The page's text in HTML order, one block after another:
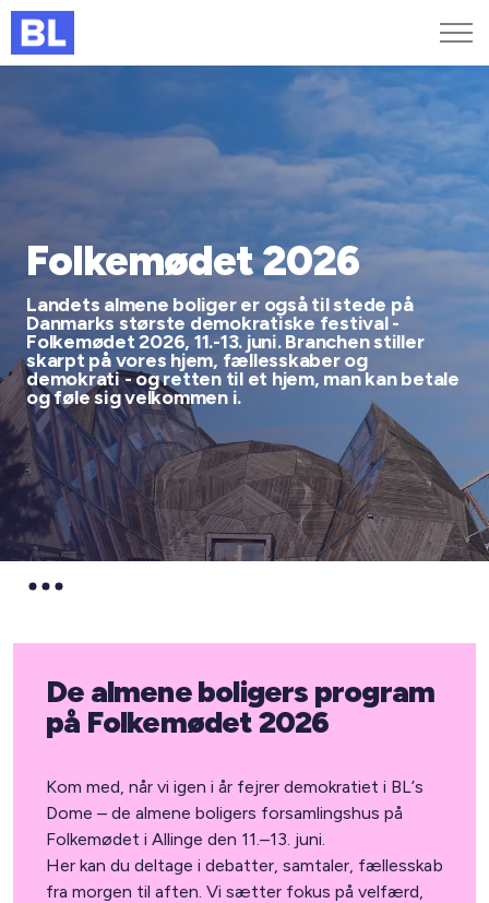
Folkemødet 2026
Landets almene boliger er også til stede på
Danmarks største demokratiske festival -
Folkemødet 2026, 11.-13. juni. Branchen stiller
skarpt på vores hjem, fællesskaber og
demokrati - og retten til et hjem, man kan betale
og føle sig velkommen i.
De almene boligers program
på Folkemødet 2026
Kom med, når vi igen i år fejrer demokratiet i BL’s
Dome – de almene boligers forsamlingshus på
Folkemødet i Allinge den 11.–13. juni.
Her kan du deltage i debatter, samtaler, fællesskab
fra morgen til aften. Vi sætter fokus på velfærd,